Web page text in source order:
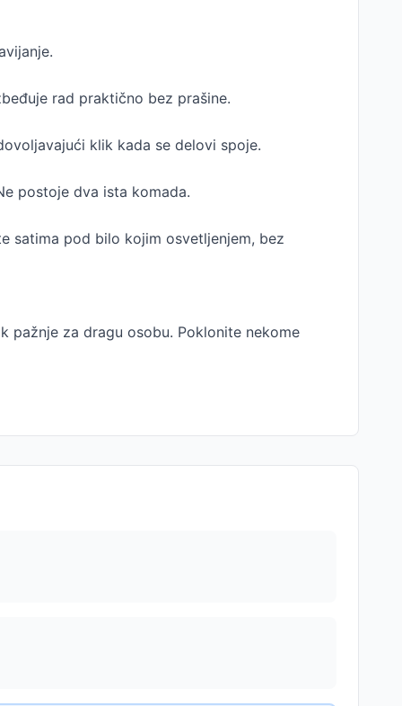
rad praktično bez prašine.
klik kada se delovi spoje.
postoje dva ista komada.
satima pod bilo kojim osvetljenjem, bez
pažnje za dragu osobu. Poklonite nekome